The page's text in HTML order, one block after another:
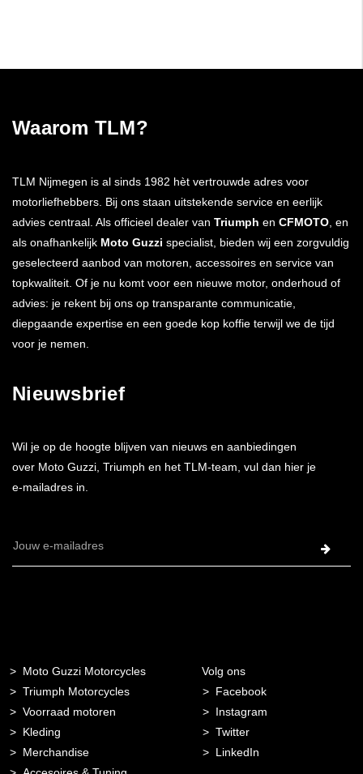
Waarom TLM?
TLM Nijmegen is al sinds 1982 hèt vertrouwde adres voor
motorliefhebbers. Bij ons staan uitstekende service en eerlijk
advies centraal. Als officieel dealer van Triumph en CFMOTO, en
als onafhankelijk Moto Guzzi specialist, bieden wij een zorgvuldig
geselecteerd aanbod van motoren, accessoires en service van
topkwaliteit. Of je nu komt voor een nieuwe motor, onderhoud of
advies: je rekent bij ons op transparante communicatie,
diepgaande expertise en een goede kop koffie terwijl we de tijd
voor je nemen.
Nieuwsbrief
Wil je op de hoogte blijven van nieuws en aanbiedingen
over Moto Guzzi, Triumph en het TLM-team, vul dan hier je
e-mailadres in.
E-
Moto Guzzi Motorcycles
Triumph Motorcycles
Voorraad motoren
Kleding
Merchandise
Volg ons
Facebook
Instagram
Twitter
LinkedIn